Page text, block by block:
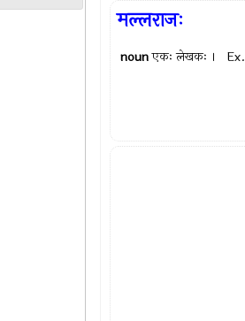
मल्लराजः
nounएकः लेखकः । Ex.